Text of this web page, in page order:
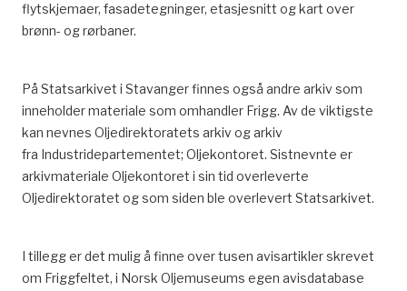
flytskjemaer, fasadetegninger, etasjesnitt og kart over
brønn- og rørbaner.
På Statsarkivet i Stavanger finnes også andre arkiv som
inneholder materiale som omhandler Frigg. Av de viktigste
kan nevnes Oljedirektoratets arkiv og arkiv
fra Industridepartementet; Oljekontoret. Sistnevnte er
arkivmateriale Oljekontoret i sin tid overleverte
Oljedirektoratet og som siden ble overlevert Statsarkivet.
I tillegg er det mulig å finne over tusen avisartikler skrevet
om Friggfeltet, i Norsk Oljemuseums egen avisdatabase